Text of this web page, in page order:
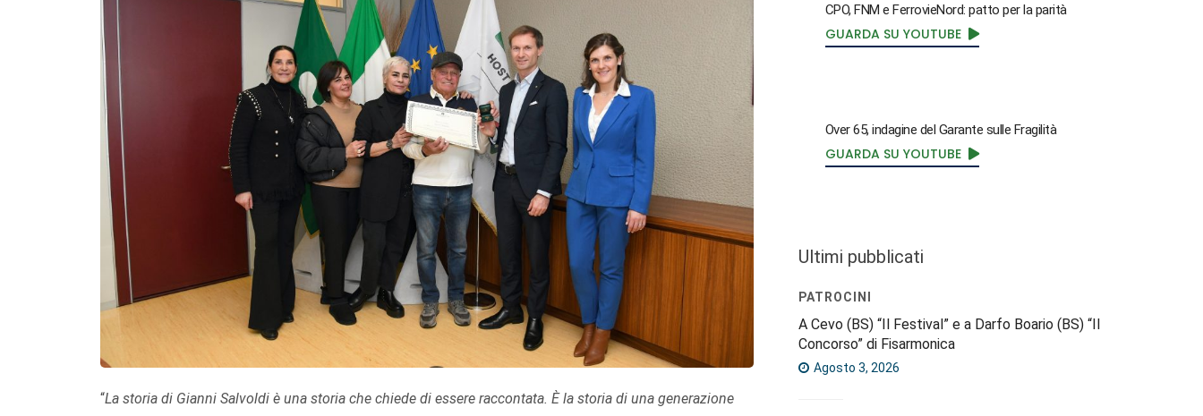
“La storia di Gianni Salvoldi è una storia che chiede di essere raccontata. È la storia di una generazione
CPO, FNM e FerrovieNord: patto per la parità
GUARDA SU YOUTUBE
Over 65, indagine del Garante sulle Fragilità
GUARDA SU YOUTUBE
Ultimi pubblicati
PATROCINI
A Cevo (BS) “Il Festival” e a Darfo Boario (BS) “Il
Concorso” di Fisarmonica
Agosto 3, 2026